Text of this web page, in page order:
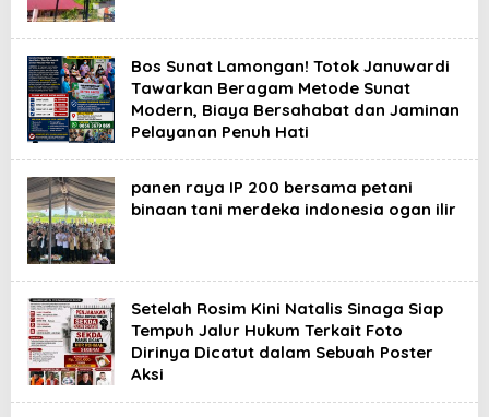
Bos Sunat Lamongan! Totok Januwardi
Tawarkan Beragam Metode Sunat
Modern, Biaya Bersahabat dan Jaminan
Pelayanan Penuh Hati
panen raya IP 200 bersama petani
binaan tani merdeka indonesia ogan ilir
Setelah Rosim Kini Natalis Sinaga Siap
Tempuh Jalur Hukum Terkait Foto
Dirinya Dicatut dalam Sebuah Poster
Aksi